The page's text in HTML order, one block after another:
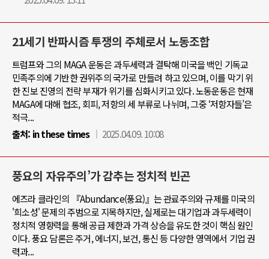
21세기 반파시즘 투쟁의 주체로서 노동조합
트럼프와 그의 MAGA 운동은 과두세력과 결탁해 미국을 백인 기독교
민족주의에 기반한 권위주의 국가로 만들려 하고 있으며, 이를 막기 위
한 진보 진영의 전략 부재가 위기를 심화시키고 있다. 노동운동은 현재
MAGA에 대해 협조, 회피, 저항의 세 부류로 나뉘며, 그중 ‘저항자들’은
적극...
출처: in these times 2025.04.09. 10:08
풍요의 자유주의’가 감추는 정치적 빈곤
에즈라 클라인의 『Abundance(풍요)』는 관료주의와 규제를 미국의
'희소성' 문제의 주범으로 지목하지만, 실제로는 대기업과 과두세력이
정치적 영향력을 통해 공급 제한과 가격 상승을 유도한 것이 핵심 원인
이다. 풍요 담론은 주거, 에너지, 보건, 통신 등 다양한 영역에서 기업 권
력과...